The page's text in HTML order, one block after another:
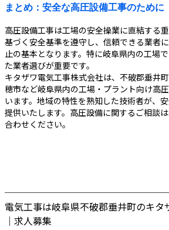
まとめ：安全な高圧設備工事のために
高圧設備工事は工場の安全操業に直結する
基づく安全基準を遵守し、信頼できる業者
止の基本となります。特に岐阜県内の工場
た業者選びが重要です。
キタザワ電気工事株式会社は、不破郡垂井
穂市など岐阜県内の工場・プラント向け高
います。地域の特性を熟知した技術者が、
提供いたします。高圧設備に関するご相談
合わせください。
電気工事は岐阜県不破郡垂井町のキタ
｜求人募集